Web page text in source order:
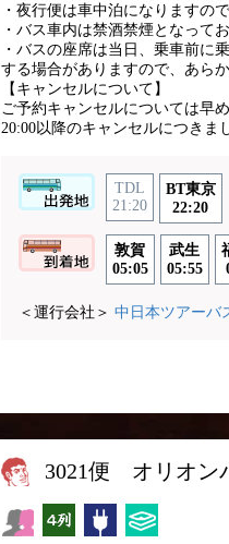
・夜行便は車中泊になりますの
・バス車内は禁酒禁煙となってお
・バスの座席は当日、乗車前に
する場合がありますので、あら
【キャンセルについて】
ご予約キャンセルについては早
20:00以降のキャンセルにつきま
TDL
21:20
BT東京
22:20
敦賀
05:05
武生
05:55
＜運行会社＞ 中日本ツアーバ
3021便 オリオン
女性安心横4列 コンセント